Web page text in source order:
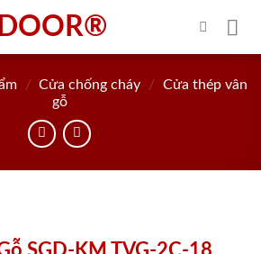
/ Cửa chống cháy /
Cửa thép vân
gỗ